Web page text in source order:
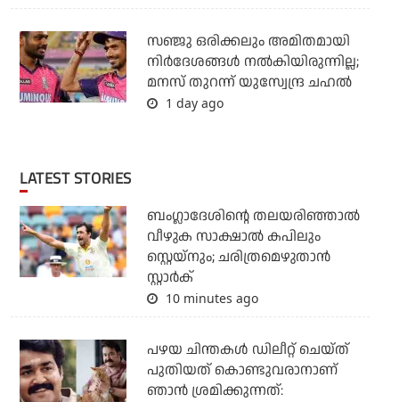
സഞ്ജു ഒരിക്കലും അമിതമായി
നിര്‍ദേശങ്ങള്‍ നല്‍കിയിരുന്നില്ല;
മനസ് തുറന്ന് യുസ്വേന്ദ്ര ചഹല്‍
1 day ago
LATEST STORIES
ബംഗ്ലാദേശിന്റെ തലയരിഞ്ഞാല്‍
വീഴുക സാക്ഷാല്‍ കപിലും
സ്റ്റെയ്‌നും; ചരിത്രമെഴുതാന്‍
സ്റ്റാര്‍ക്
10 minutes ago
പഴയ ചിന്തകള്‍ ഡിലീറ്റ് ചെയ്ത്
പുതിയത് കൊണ്ടുവരാനാണ്
ഞാന്‍ ശ്രമിക്കുന്നത്: